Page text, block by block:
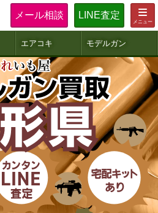
エアコキ モデルガン
メール相談 LINE査定